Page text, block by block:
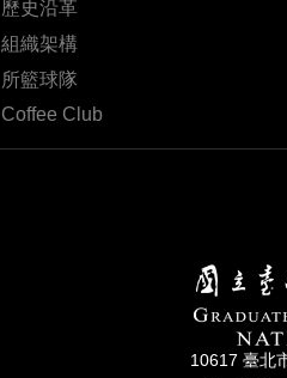
歷史沿革
組織架構
所籃球隊
Coffee Club
10617 臺北